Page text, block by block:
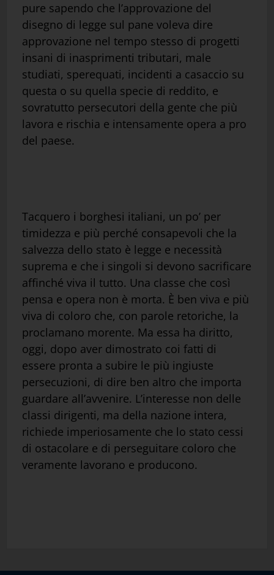
pure sapendo che l’approvazione del
disegno di legge sul pane voleva dire
approvazione nel tempo stesso di progetti
insani di inasprimenti tributari, male
studiati, sperequati, incidenti a casaccio su
questa o su quella specie di reddito, e
sovratutto persecutori della gente che più
lavora e rischia e intensamente opera a pro
del paese.
Tacquero i borghesi italiani, un po’ per
timidezza e più perché consapevoli che la
salvezza dello stato è legge e necessità
suprema e che i singoli si devono sacrificare
affinché viva il tutto. Una classe che così
pensa e opera non è morta. È ben viva e più
viva di coloro che, con parole retoriche, la
proclamano morente. Ma essa ha diritto,
oggi, dopo aver dimostrato coi fatti di
essere pronta a subire le più ingiuste
persecuzioni, di dire ben altro che importa
guardare all’avvenire. L’interesse non delle
classi dirigenti, ma della nazione intera,
richiede imperiosamente che lo stato cessi
di ostacolare e di perseguitare coloro che
veramente lavorano e producono.